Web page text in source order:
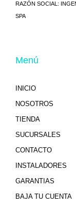
RAZÓN SOCIAL:
SPA
Menú
INICIO
NOSOTROS
TIENDA
SUCURSALES
CONTACTO
INSTALADORES
GARANTIAS
BAJA TU CUENTA